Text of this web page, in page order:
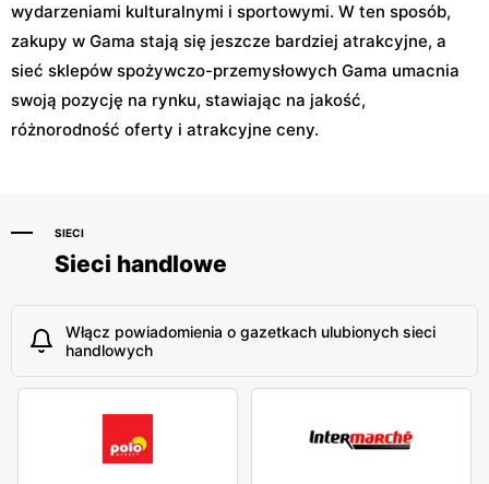
wydarzeniami kulturalnymi i sportowymi. W ten sposób,
zakupy w Gama stają się jeszcze bardziej atrakcyjne, a
sieć sklepów spożywczo-przemysłowych Gama umacnia
swoją pozycję na rynku, stawiając na jakość,
różnorodność oferty i atrakcyjne ceny.
SIECI
Sieci handlowe
Włącz powiadomienia o gazetkach ulubionych sieci
handlowych